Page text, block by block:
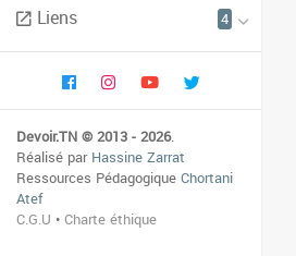
Liens 4
Devoir.TN © 2013 - 2026.
Réalisé parHassine Zarrat
Ressources PédagogiqueChortani
Atef
C.G.U •Charte éthique